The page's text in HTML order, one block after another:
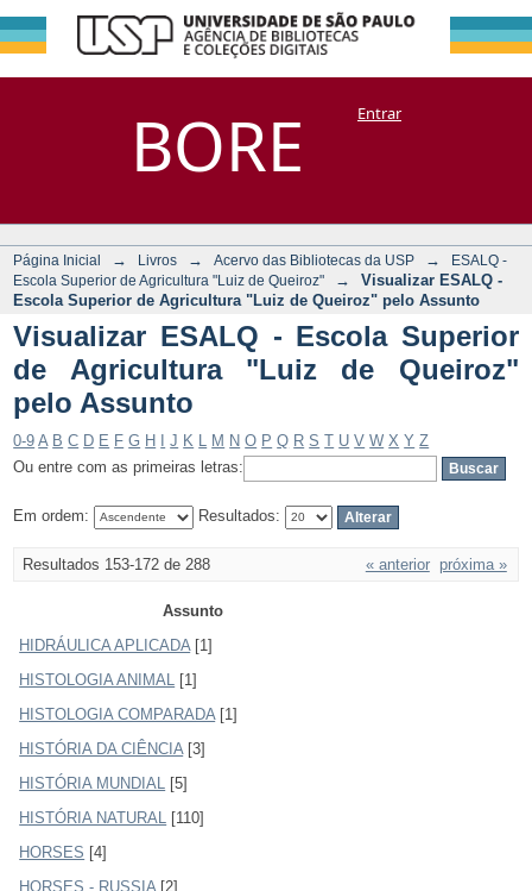
BORE
Visualizar ESALQ -
Escola Superior de
Agricultura "Luiz
Assunto
DSpace/Manakin + CoriscoEntrar
Página Inicial → Livros → Acervo das Bibliotecas da USP →
ESALQ -
Escola Superior de Agricultura "Luiz de Queiroz"
→
Visualizar ESALQ -
Escola Superior de Agricultura "Luiz de Queiroz" pelo Assunto
Visualizar ESALQ - Escola Superior
de Agricultura "Luiz de Queiroz"
pelo Assunto
0-9 A B C D E F G H J K M N O P Q R S T U V W X Y Z
Ou entre com as primeiras letras:
Em ordem: Resultados:
Resultados 153-172 de 288 « anterior próxima »
Assunto
HIDRÁULICA APLICADA [1]
HISTOLOGIA ANIMAL
[1]
HISTOLOGIA COMPARADA [1]
HISTÓRIA DA CIÊNCIA [3]
HISTÓRIA MUNDIAL
[5]
HISTÓRIA NATURAL
[110]
HORSES [4]
HORSES - RUSSIA [2]